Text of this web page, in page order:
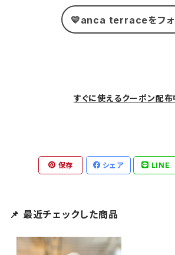
💛anca terraceをフォ
すぐに使えるクーポン配
保存 シェア LINE
📌 最近チェックした商品